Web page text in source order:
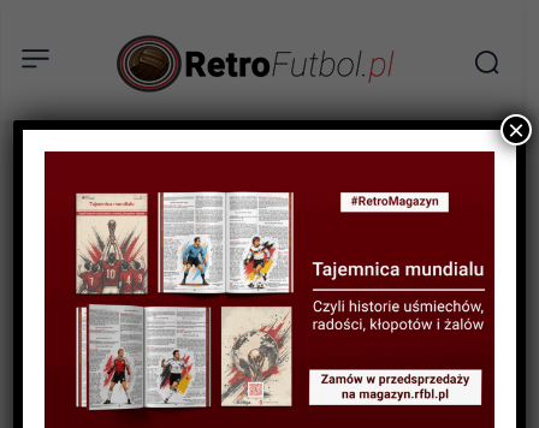
BIOGRAFIE PIŁKARZY
Teodor Napierała – kapitan
przez wielkie „K”
×